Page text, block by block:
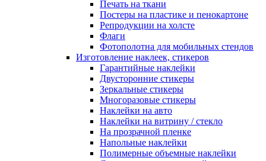
Печать на ткани
Постеры на пластике и пенокартоне
Репродукции на холсте
Флаги
Фотополотна для мобильных стендов
Изготовление наклеек, стикеров
Гарантийные наклейки
Двусторонние стикеры
Зеркальные стикеры
Многоразовые стикеры
Наклейки на авто
Наклейки на витрину / стекло
На прозрачной пленке
Напольные наклейки
Полимерные объемные наклейки